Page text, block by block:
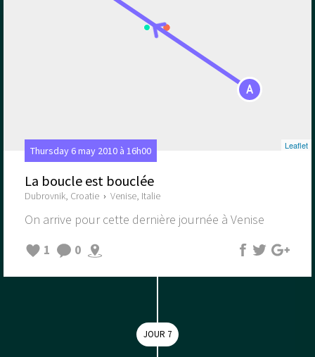
A
Leaflet
Thursday 6 may 2010 à 16h00
La boucle est bouclée
Dubrovnik, Croatie › Venise, Italie
On arrive pour cette dernière journée à Venise
1
0
JOUR 7